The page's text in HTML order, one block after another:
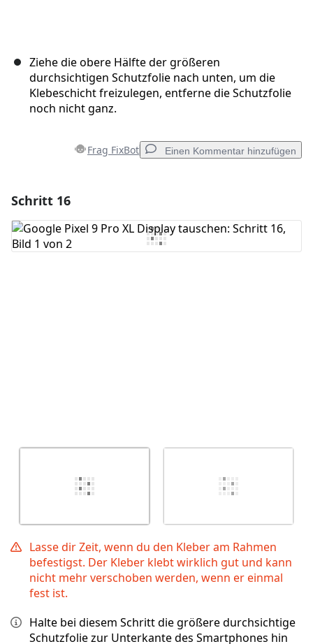
Ziehe die obere Hälfte der größeren
durchsichtigen Schutzfolie nach unten, um die
Klebeschicht freizulegen, entferne die Schutzfolie
noch nicht ganz.
Frag FixBot Einen Kommentar hinzufügen
Kommentar hinzufügen
Schritt 16
Lasse dir Zeit, wenn du den Kleber am Rahmen
befestigst. Der Kleber klebt wirklich gut und kann
nicht mehr verschoben werden, wenn er einmal
fest ist.
Halte bei diesem Schritt die größere durchsichtige
Schutzfolie zur Unterkante des Smartphones hin